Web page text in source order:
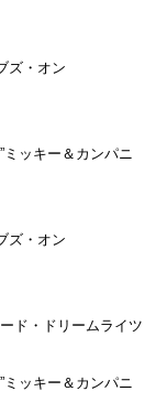
ズ・オン
ッキー＆カンパニ
ズ・オン
ド・ドリームライツ
ッキー＆カンパニ